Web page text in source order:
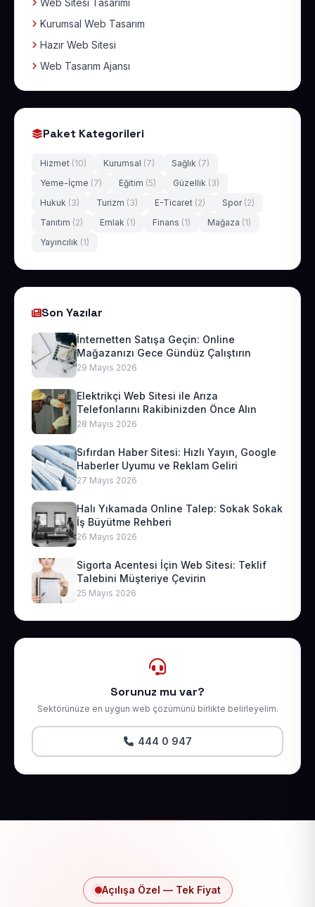
Web Sitesi Tasarımı
Kurumsal Web Tasarım
Hazır Web Sitesi
Web Tasarım Ajansı
Paket Kategorileri
Hizmet (10) Kurumsal (7) Sağlık (7)
Yeme-İçme (7) Eğitim (5) Güzellik (3)
Hukuk (3) Turizm (3) E-Ticaret (2) Spor (2)
Tanıtım (2) Emlak (1) Finans (1) Mağaza (1)
Yayıncılık (1)
Son Yazılar
İnternetten Satışa Geçin: Online
Mağazanızı Gece Gündüz Çalıştırın
29 Mayıs 2026
Elektrikçi Web Sitesi ile Arıza
Telefonlarını Rakibinizden Önce Alın
28 Mayıs 2026
Sıfırdan Haber Sitesi: Hızlı Yayın, Google
Haberler Uyumu ve Reklam Geliri
27 Mayıs 2026
Halı Yıkamada Online Talep: Sokak Sokak
İş Büyütme Rehberi
26 Mayıs 2026
Sigorta Acentesi İçin Web Sitesi: Teklif
Talebini Müşteriye Çevirin
25 Mayıs 2026
Sorunuz mu var?
Sektörünüze en uygun web çözümünü birlikte belirleyelim.
444 0 947
Açılışa Özel — Tek Fiyat